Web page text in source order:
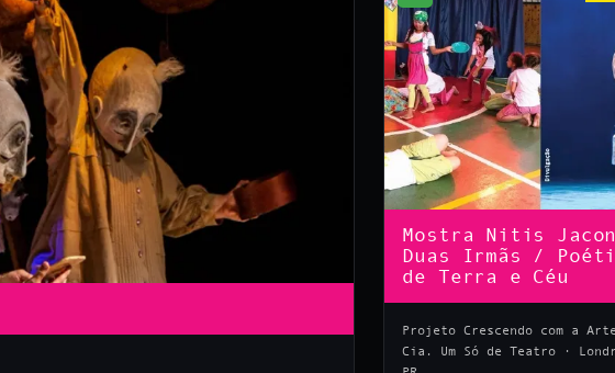
Mostra Nitis
Duas Irmãs /
de Terra e Céu
Projeto Crescendo com a
Cia. Um Só de Teatro ·